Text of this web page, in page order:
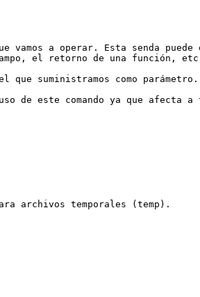
vamos a operar. Esta senda
el retorno de una función,
suministramos como parámetro.
uso de este comando ya que
archivos temporales (temp).